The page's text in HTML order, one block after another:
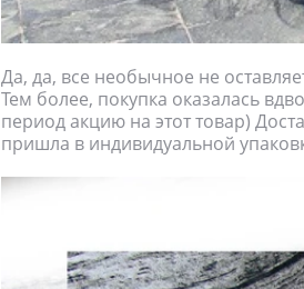
Да, да, все необычное не
Тем более, покупка оказалась
период акцию на этот товар)
пришла в индивидуальной